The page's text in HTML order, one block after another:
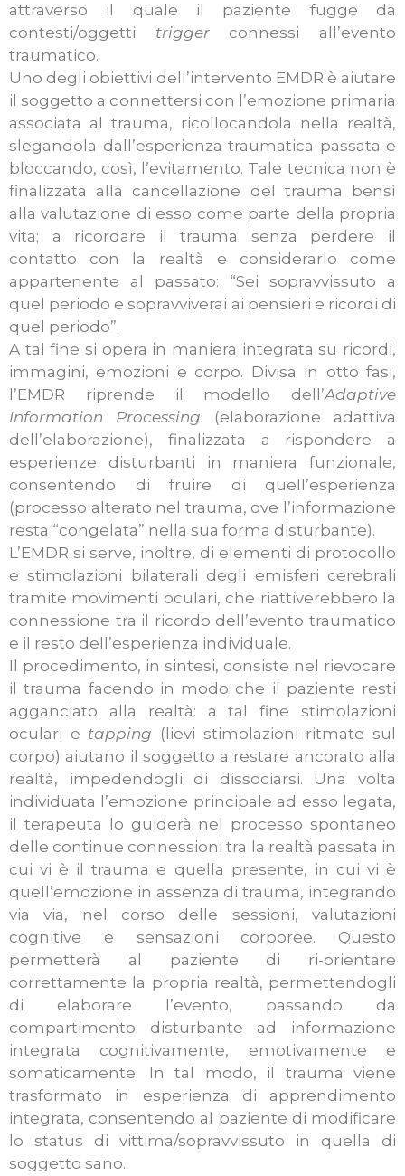
attraverso il quale il paziente fugge da
contesti/oggetti triggerconnessi all’evento
traumatico.
Uno degli obiettivi dell’intervento EMDR è aiutare
il soggetto a connettersi con l’emozione primaria
associata al trauma, ricollocandola nella realtà,
slegandola dall’esperienza traumatica passata e
bloccando, così, l’evitamento. Tale tecnica non è
finalizzata alla cancellazione del trauma bensì
alla valutazione di esso come parte della propria
vita; a ricordare il trauma senza perdere il
contatto con la realtà e considerarlo come
appartenente al passato: “Sei sopravvissuto a
quel periodo e sopravviverai ai pensieri e ricordi di
quel periodo”.
A tal fine si opera in maniera integrata su ricordi,
immagini, emozioni e corpo. Divisa in otto fasi,
l’EMDR riprende il modello dell’Adaptive
Information Processing (elaborazione adattiva
dell’elaborazione), finalizzata a rispondere a
esperienze disturbanti in maniera funzionale,
consentendo di fruire di quell’esperienza
(processo alterato nel trauma, ove l’informazione
resta “congelata” nella sua forma disturbante).
L’EMDR si serve, inoltre, di elementi di protocollo
e stimolazioni bilaterali degli emisferi cerebrali
tramite movimenti oculari, che riattiverebbero la
connessione tra il ricordo dell’evento traumatico
e il resto dell’esperienza individuale.
Il procedimento, in sintesi, consiste nel rievocare
il trauma facendo in modo che il paziente resti
agganciato alla realtà: a tal fine stimolazioni
oculari e tapping (lievi stimolazioni ritmate sul
corpo) aiutano il soggetto a restare ancorato alla
realtà, impedendogli di dissociarsi. Una volta
individuata l’emozione principale ad esso legata,
il terapeuta lo guiderà nel processo spontaneo
delle continue connessioni tra la realtà passata in
cui vi è il trauma e quella presente, in cui vi è
quell’emozione in assenza di trauma, integrando
via via, nel corso delle sessioni, valutazioni
cognitive e sensazioni corporee. Questo
permetterà al paziente di ri-orientare
correttamente la propria realtà, permettendogli
di elaborare l’evento, passando da
compartimento disturbante ad informazione
integrata cognitivamente, emotivamente e
somaticamente. In tal modo, il trauma viene
trasformato in esperienza di apprendimento
integrata, consentendo al paziente di modificare
lo status di vittima/sopravvissuto in quella di
soggetto sano.